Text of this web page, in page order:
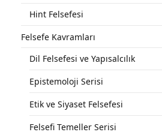
Hint Felsefesi
Felsefe Kavramları
Dil Felsefesi ve Yapısalcılık
Epistemoloji Serisi
Etik ve Siyaset Felsefesi
Felsefi Temeller Serisi